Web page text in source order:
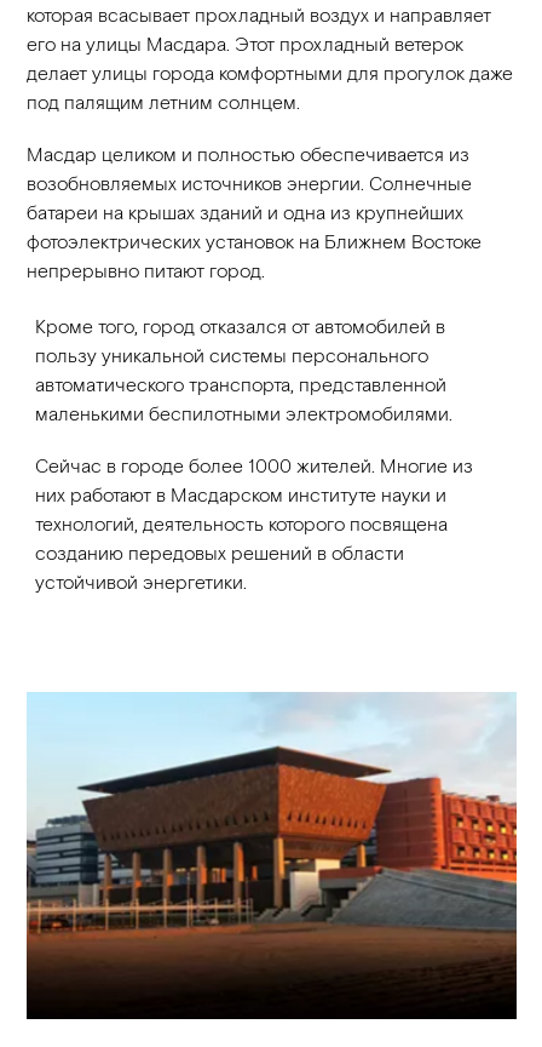
которая всасывает прохладный воздух и направляет
его на улицы Масдара. Этот прохладный ветерок
делает улицы города комфортными для прогулок даже
под палящим летним солнцем.
Масдар целиком и полностью обеспечивается из
возобновляемых источников энергии. Солнечные
батареи на крышах зданий и одна из крупнейших
фотоэлектрических установок на Ближнем Востоке
непрерывно питают город.
Кроме того, город отказался от автомобилей в
пользу уникальной системы персонального
автоматического транспорта, представленной
маленькими беспилотными электромобилями.
Сейчас в городе более 1000 жителей. Многие из
них работают в Масдарском институте науки и
технологий, деятельность которого посвящена
созданию передовых решений в области
устойчивой энергетики.